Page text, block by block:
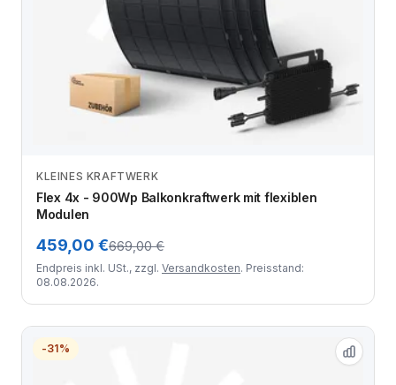
Zum Angebot
KLEINES KRAFTWERK
Flex 4x - 900Wp Balkonkraftwerk mit flexiblen
Modulen
459,00 €669,00 €
Endpreis inkl. USt., zzgl. Versandkosten. Preisstand:
08.08.2026.
-31%